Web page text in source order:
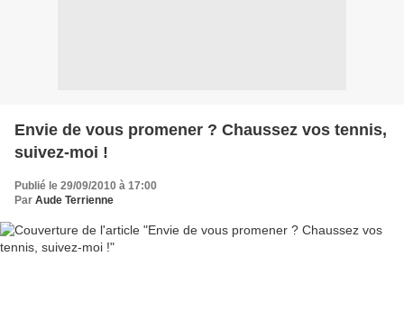
Envie de vous promener ? Chaussez vos tennis,
suivez-moi !
Publié le 29/09/2010 à 17:00
Par Aude Terrienne